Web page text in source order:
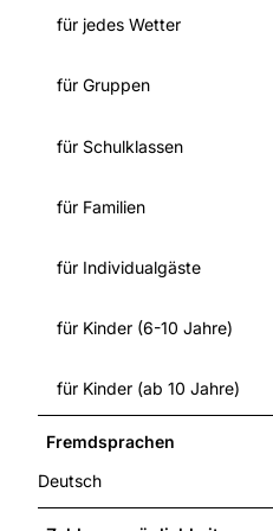
für jedes Wetter
für Gruppen
für Schulklassen
für Familien
für Individualgäste
für Kinder (6-10 Jahre)
für Kinder (ab 10 Jahre)
Fremdsprachen
Deutsch